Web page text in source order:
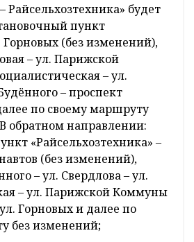
Райсельхозтехника» будет
пункт
Горновых (без изменений),
– ул. Парижской
– ул.
– проспект
по своему маршруту
обратном направлении:
«Райсельхозтехника» –
(без изменений),
– ул. Свердлова – ул.
– ул. Парижской Коммуны
Горновых и далее по
без изменений;